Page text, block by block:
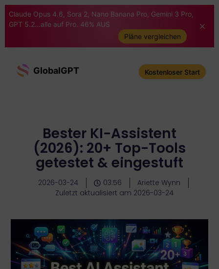
Claude Opus 4.6, Sora 2, Nano Banana Pro, Gemini 3 Pro,
GPT 5.2...alle auf Pro. 46% AUS
Pläne vergleichen
GlobalGPT Kostenloser Start
Bester KI-Assistent
(2026): 20+ Top-Tools
getestet & eingestuft
2026-03-24 03:56
Ariette Wynn
Zuletzt aktualisiert am 2026-03-24